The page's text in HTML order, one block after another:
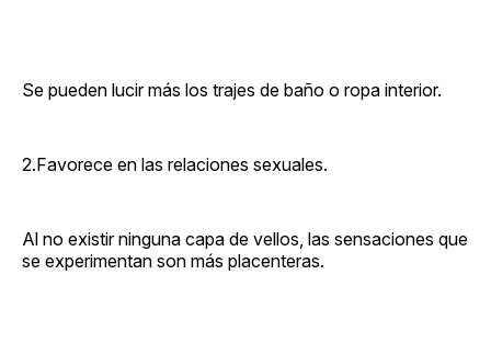
Se pueden lucir más los trajes de baño o ropa interior.
2.Favorece en las relaciones sexuales.
Al no existir ninguna capa de vellos, las sensaciones que
se experimentan son más placenteras.